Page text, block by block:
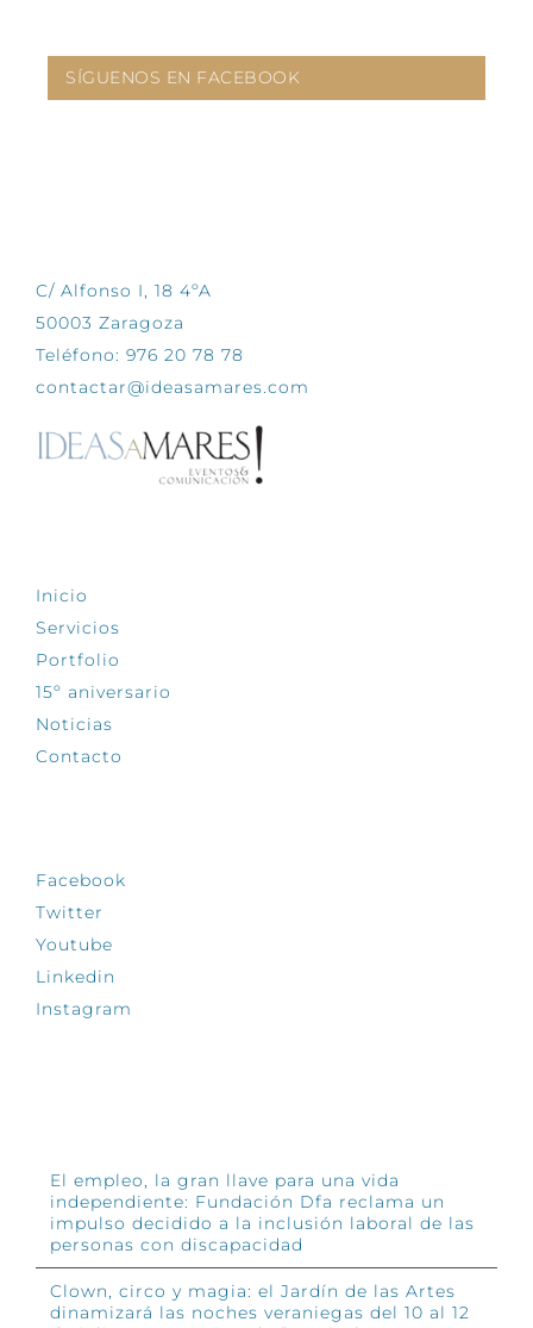
SÍGUENOS EN FACEBOOK
C/ Alfonso I, 18 4ºA
50003 Zaragoza
Teléfono: 976 20 78 78
contactar@ideasamares.com
Inicio
Servicios
Portfolio
15º aniversario
Noticias
Contacto
Facebook
Twitter
Youtube
Linkedin
Instagram
El empleo, la gran llave para una vida
independiente: Fundación Dfa reclama un
impulso decidido a la inclusión laboral de las
personas con discapacidad
Clown, circo y magia: el Jardín de las Artes
dinamizará las noches veraniegas del 10 al 12